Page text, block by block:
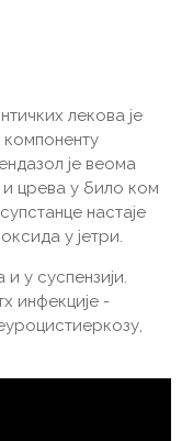
лекова је
компоненту
је веома
и црева у било ком
настаје
у јетри.
у суспензији.
инфекције -